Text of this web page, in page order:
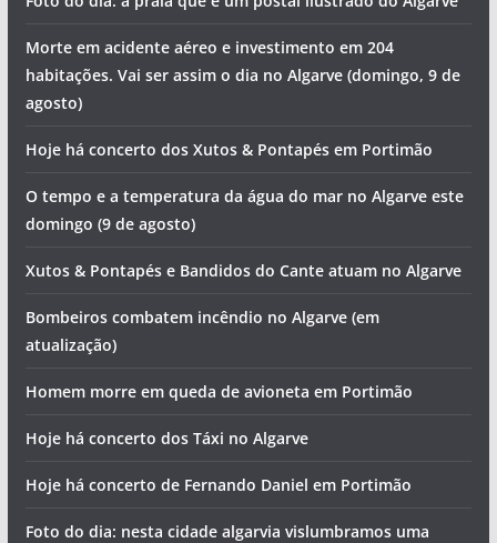
Morte em acidente aéreo e investimento em 204
habitações. Vai ser assim o dia no Algarve (domingo, 9 de
agosto)
Hoje há concerto dos Xutos & Pontapés em Portimão
O tempo e a temperatura da água do mar no Algarve este
domingo (9 de agosto)
Xutos & Pontapés e Bandidos do Cante atuam no Algarve
Bombeiros combatem incêndio no Algarve (em
atualização)
Homem morre em queda de avioneta em Portimão
Hoje há concerto dos Táxi no Algarve
Hoje há concerto de Fernando Daniel em Portimão
Foto do dia: nesta cidade algarvia vislumbramos uma